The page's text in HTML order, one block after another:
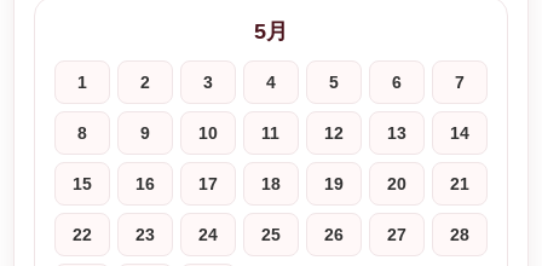
5月
1 2 3 4 5 6 7
8 9 10 11 12 13 14
15 16 17 18 19 20 21
22 23 24 25 26 27 28